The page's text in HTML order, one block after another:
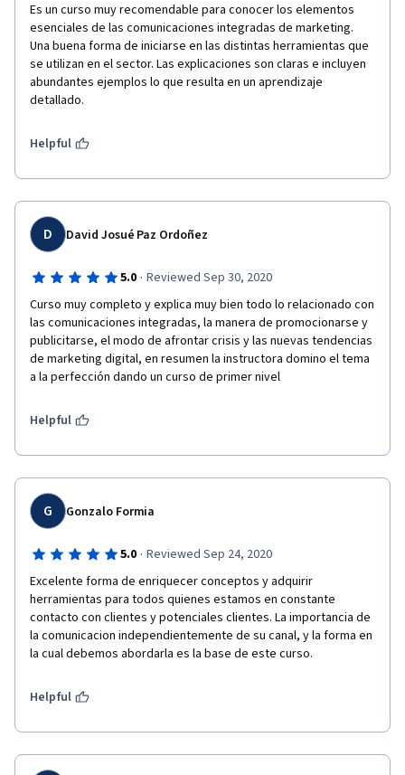
Es un curso muy recomendable para conocer los elementos
esenciales de las comunicaciones integradas de marketing.
Una buena forma de iniciarse en las distintas herramientas que
se utilizan en el sector. Las explicaciones son claras e incluyen
abundantes ejemplos lo que resulta en un aprendizaje
detallado.
Helpful
D David Josué Paz Ordoñez
5.0 · Reviewed Sep 30, 2020
Curso muy completo y explica muy bien todo lo relacionado con
las comunicaciones integradas, la manera de promocionarse y
publicitarse, el modo de afrontar crisis y las nuevas tendencias
de marketing digital, en resumen la instructora domino el tema
a la perfección dando un curso de primer nivel
Helpful
G Gonzalo Formia
5.0 · Reviewed Sep 24, 2020
Excelente forma de enriquecer conceptos y adquirir
herramientas para todos quienes estamos en constante
contacto con clientes y potenciales clientes. La importancia de
la comunicacion independientemente de su canal, y la forma en
la cual debemos abordarla es la base de este curso.
Helpful